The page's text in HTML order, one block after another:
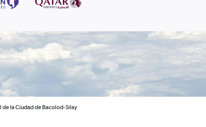
de la Ciudad de Bacolod-Silay